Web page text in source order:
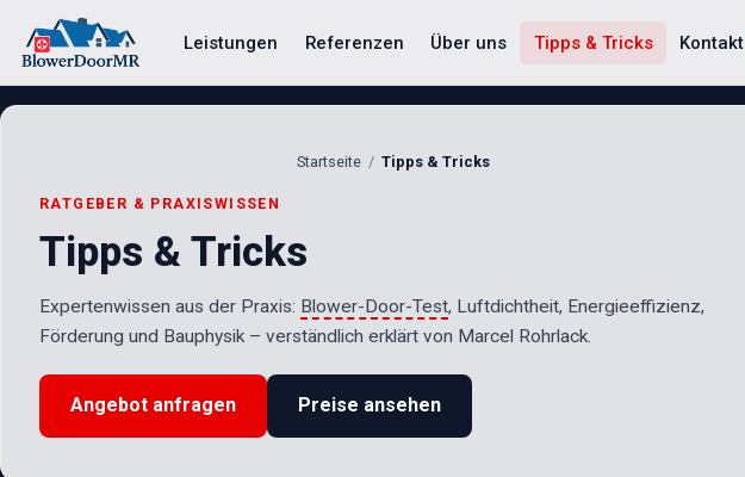
Leistungen Referenzen Über uns Tipps & Tricks Kontakt
Startseite Tipps & Tricks
RATGEBER & PRAXISWISSEN
Tipps & Tricks
Expertenwissen aus der Praxis: Blower-Door-Test, Luftdichtheit, Energieeffizienz,
Förderung und Bauphysik – verständlich erklärt von Marcel Rohrlack.
Angebot anfragen Preise ansehen